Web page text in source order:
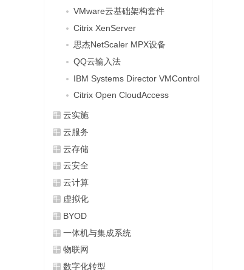
VMware云基础架构套件
Citrix XenServer
思杰NetScaler MPX设备
QQ云输入法
IBM Systems Director VMControl
Citrix Open CloudAccess
云实施
云服务
云存储
云安全
云计算
虚拟化
BYOD
一体机与集成系统
物联网
数字化转型